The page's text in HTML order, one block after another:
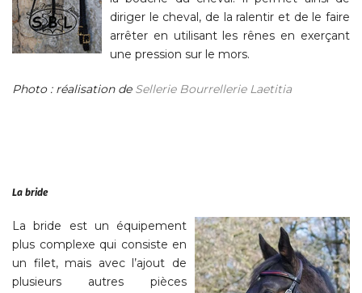
diriger le cheval, de la ralentir et de le faire
arrêter en utilisant les rênes en exerçant
une pression sur le mors.
Photo : réalisation de Sellerie Bourrellerie Laetitia
La bride
La bride est un équipement
plus complexe qui consiste en
un filet, mais avec l’ajout de
plusieurs autres pièces